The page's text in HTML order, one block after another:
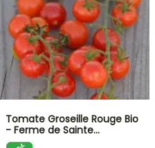
Tomate Groseille Rouge Bio
- Ferme de Sainte…